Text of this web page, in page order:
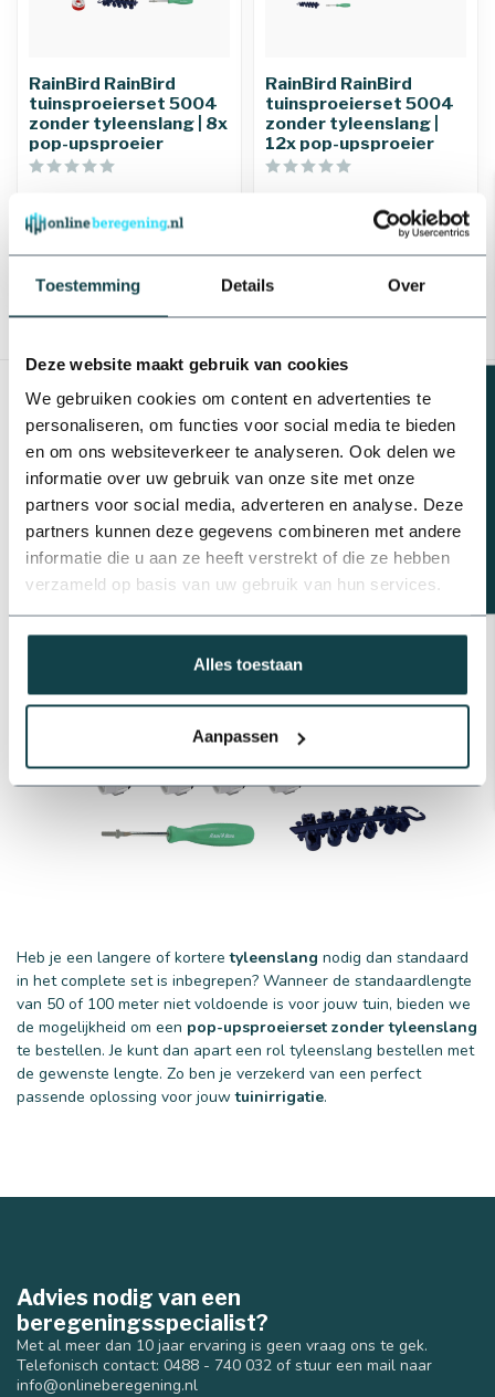
Toestemming Details Over
Deze website maakt gebruik van cookies
We gebruiken cookies om content en advertenties te
personaliseren, om functies voor social media te bieden
en om ons websiteverkeer te analyseren. Ook delen we
informatie over uw gebruik van onze site met onze
partners voor social media, adverteren en analyse. Deze
partners kunnen deze gegevens combineren met andere
informatie die u aan ze heeft verstrekt of die ze hebben
verzameld op basis van uw gebruik van hun services.
Alles toestaan
Aanpassen
RainBird RainBird
tuinsproeierset 5004
zonder tyleenslang | 8x
pop-upsproeier
Levering binnen 1-3
werkdagen
RainBird RainBird
tuinsproeierset 5004
zonder tyleenslang |
12x pop-upsproeier
Levering binnen 1-3
Toon1-10van 10
Heb je een langere of kortere tyleenslang nodig dan standaard
in het complete set is inbegrepen? Wanneer de standaardlengte
van 50 of 100 meter niet voldoende is voor jouw tuin, bieden we
de mogelijkheid om een pop-upsproeierset zonder tyleenslang
te bestellen. Je kunt dan apart een rol tyleenslang bestellen met
de gewenste lengte. Zo ben je verzekerd van een perfect
passende oplossing voor jouwtuinirrigatie.
Advies nodig van een
beregeningsspecialist?
Met al meer dan 10 jaar ervaring is geen vraag ons te gek.
Telefonisch contact: 0488 - 740 032 of stuur een mail naar
info@onlineberegening.nl
Beregeningsplan?